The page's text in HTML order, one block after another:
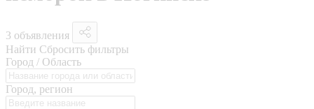
3 объявления
Найти Сбросить фильтры
Город / Область
Город, регион